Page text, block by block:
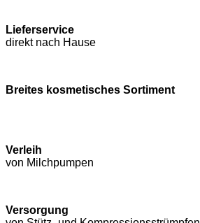
Lieferservice
direkt nach Hause
Breites kosmetisches Sortiment
Verleih
von Milchpumpen
Versorgung